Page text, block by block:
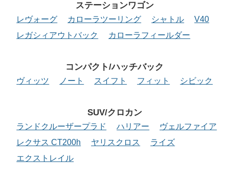
ステーションワゴン
レヴォーグ カローラツーリング シャトル
V40
レガシィアウトバック
カローラフィールダー
コンパクト/ハッチバック
ヴィッツ ノート スイフト フィット シビック
SUV/クロカン
ランドクルーザープラド ハリアー
ヴェルファイア
レクサス CT200h
ヤリスクロス
ライズ
エクストレイル